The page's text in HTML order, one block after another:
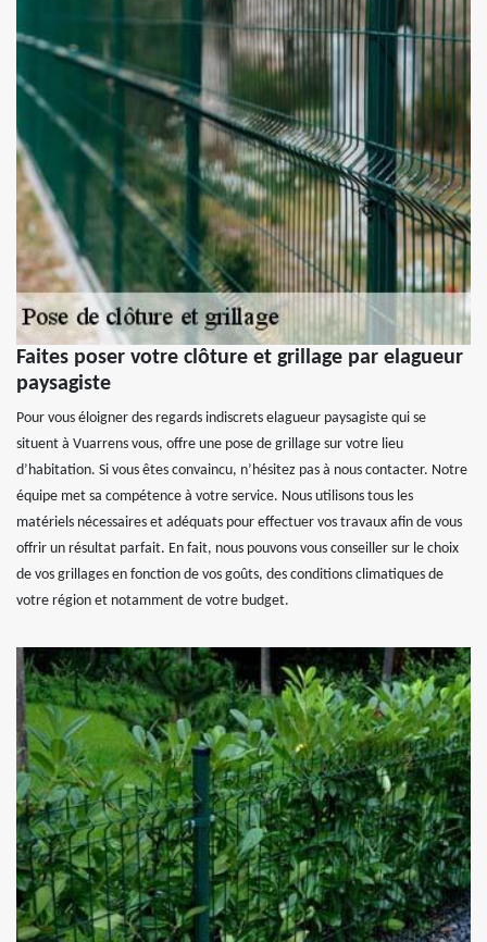
Faites poser votre clôture et grillage par elagueur
paysagiste
Pour vous éloigner des regards indiscrets elagueur paysagiste qui se
situent à Vuarrens vous, offre une pose de grillage sur votre lieu
d’habitation. Si vous êtes convaincu, n’hésitez pas à nous contacter. Notre
équipe met sa compétence à votre service. Nous utilisons tous les
matériels nécessaires et adéquats pour effectuer vos travaux afin de vous
offrir un résultat parfait. En fait, nous pouvons vous conseiller sur le choix
de vos grillages en fonction de vos goûts, des conditions climatiques de
votre région et notamment de votre budget.